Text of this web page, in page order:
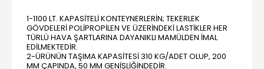
1-1100 LT. KAPASITELI KONTEYNERLERIN; TEKERLEK
GÖVDELERI POLIPROPILEN VE ÜZERINDEKI LASTIKLER HER
TÜRLÜ HAVA ŞARTLARINA DAYANIKLI MAMÜLDEN IMAL
EDILMEKTEDIR.
2-ÜRÜNÜN TAŞIMA KAPASITESI 310 KG/ADET OLUP, 200
MM ÇAPINDA, 50 MM GENIŞLIĞINDEDIR.